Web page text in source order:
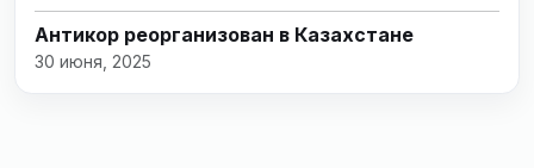
Антикор реорганизован в Казахстане
30 июня, 2025